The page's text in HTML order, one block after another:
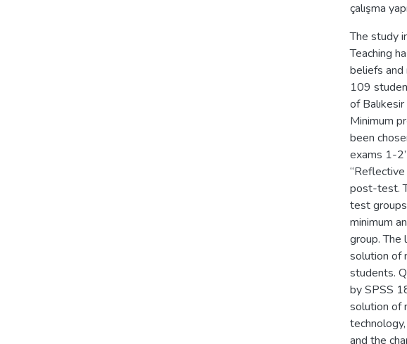
çalışma
The study
Teaching
beliefs
109
of
Minimum
been
exams 1-
post-test.
test
minimum
group. The
solution of
students.
by SPSS
solution of
and the